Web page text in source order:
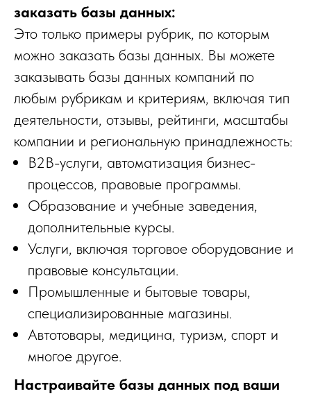
заказать базы данных:
Это только примеры рубрик, по которым
можно заказать базы данных. Вы можете
заказывать базы данных компаний по
любым рубрикам и критериям, включая тип
деятельности, отзывы, рейтинги, масштабы
компании и региональную принадлежность:
B2B-услуги, автоматизация бизнес-
процессов, правовые программы.
Образование и учебные заведения,
дополнительные курсы.
Услуги, включая торговое оборудование и
правовые консультации.
Промышленные и бытовые товары,
специализированные магазины.
Автотовары, медицина, туризм, спорт и
многое другое.
Настраивайте базы данных под ваши